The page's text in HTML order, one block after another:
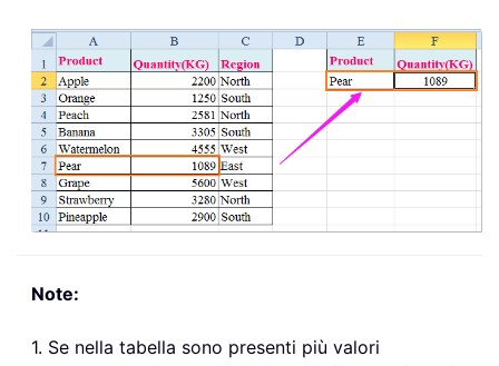
Note:
1. Se nella tabella sono presenti più valori